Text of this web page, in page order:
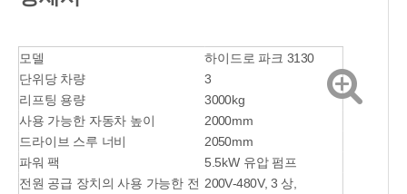
모델 하이드로 파크 3130
단위당 차량
3
리프팅 용량
3000kg
사용 가능한 자동차 높이
2000mm
드라이브 스루 너비
2050mm
파워 팩
5.5kW 유압 펌프
전원 공급 장치의 사용 가능한 전 200V-480V, 3 상,